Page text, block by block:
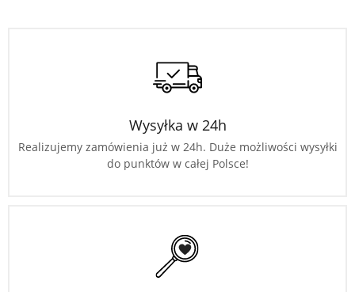
Wysyłka w 24h
Realizujemy zamówienia już w 24h. Duże możliwości wysyłki
do punktów w całej Polsce!